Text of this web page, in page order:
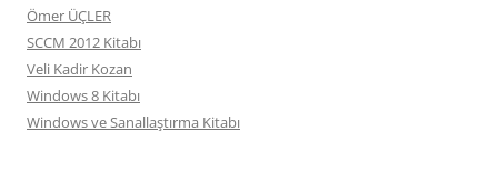
Ömer ÜÇLER
SCCM 2012 Kitabı
Veli Kadir Kozan
Windows 8 Kitabı
Windows ve Sanallaştırma Kitabı